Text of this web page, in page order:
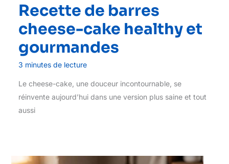
Recette de barres
cheese-cake healthy et
gourmandes
3 minutes de lecture
Le cheese-cake, une douceur incontournable, se
réinvente aujourd’hui dans une version plus saine et tout
aussi